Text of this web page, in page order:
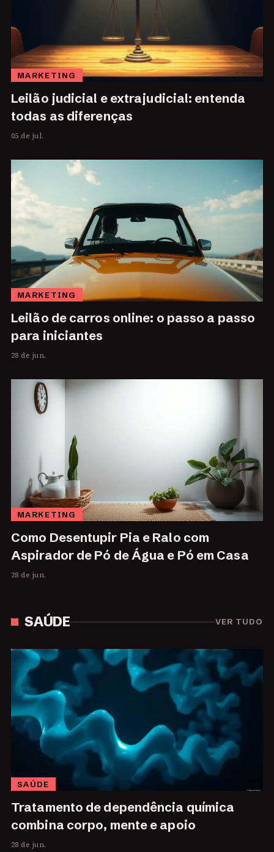
MARKETING
Leilão judicial e extrajudicial: entenda
todas as diferenças
05 de jul.
MARKETING
Leilão de carros online: o passo a passo
para iniciantes
28 de jun.
MARKETING
Como Desentupir Pia e Ralo com
Aspirador de Pó de Água e Pó em Casa
28 de jun.
SAÚDE VER TUDO
SAÚDE
Tratamento de dependência química
combina corpo, mente e apoio
28 de jun.